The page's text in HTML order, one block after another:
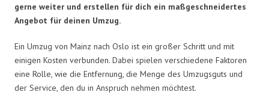
gerne weiter und erstellen für dich ein maßgeschneidertes
Angebot für deinen Umzug.
Ein Umzug von Mainz nach Oslo ist ein großer Schritt und mit
einigen Kosten verbunden. Dabei spielen verschiedene Faktoren
eine Rolle, wie die Entfernung, die Menge des Umzugsguts und
der Service, den du in Anspruch nehmen möchtest.